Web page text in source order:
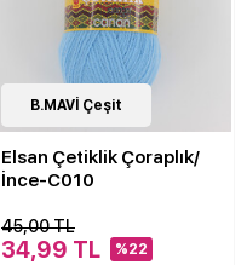
40Çeşit
B.MAVİ Çeşit
Elsan Çetiklik Çoraplık/
İnce-C010
45,00 TL
34,99 TL %22